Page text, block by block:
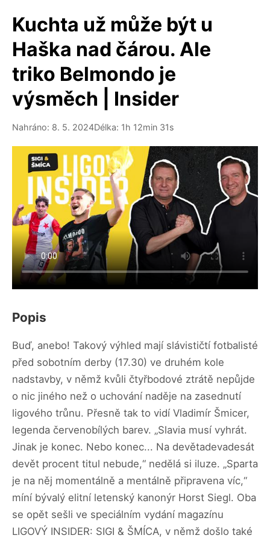
Kuchta už může být u
Haška nad čárou. Ale
triko Belmondo je
výsměch | Insider
Nahráno: 8. 5. 2024Délka: 1h 12min 31s
Popis
Buď, anebo! Takový výhled mají slávističtí fotbalisté
před sobotním derby (17.30) ve druhém kole
nadstavby, v němž kvůli čtyřbodové ztrátě nepůjde
o nic jiného než o uchování naděje na zasednutí
ligového trůnu. Přesně tak to vidí Vladimír Šmicer,
legenda červenobílých barev. „Slavia musí vyhrát.
Jinak je konec. Nebo konec... Na devětadevadesát
devět procent titul nebude,“ nedělá si iluze. „Sparta
je na něj momentálně a mentálně připravena víc,“
míní bývalý elitní letenský kanonýr Horst Siegl. Oba
se opět sešli ve speciálním vydání magazínu
LIGOVÝ INSIDER: SIGI & ŠMÍCA, v němž došlo také